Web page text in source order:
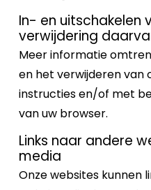
In- en uitschakelen
verwijdering
Meer informatie
en het verwijderen van
instructies en/of met
van uw browser.
Links naar andere
media
Onze websites kunnen